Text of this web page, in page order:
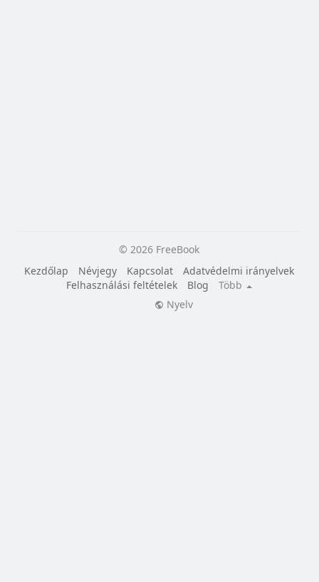
© 2026 FreeBook
Kezdőlap
Névjegy Kapcsolat
Adatvédelmi irányelvek
Felhasználási feltételek
Blog
Több
Nyelv